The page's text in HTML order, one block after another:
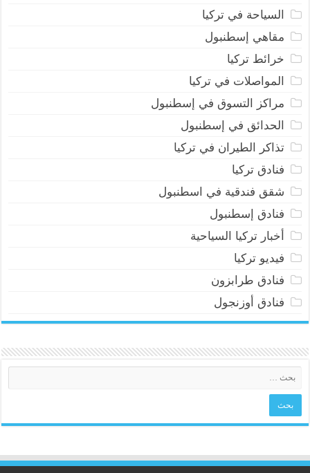
السياحة في تركيا
مقاهي إسطنبول
خرائط تركيا
المواصلات في تركيا
مراكز التسوق في إسطنبول
الحدائق في إسطنبول
تذاكر الطيران في تركيا
فنادق تركيا
شقق فندقية في اسطنبول
فنادق إسطنبول
أخبار تركيا السياحية
فيديو تركيا
فنادق طرابزون
فنادق أوزنجول